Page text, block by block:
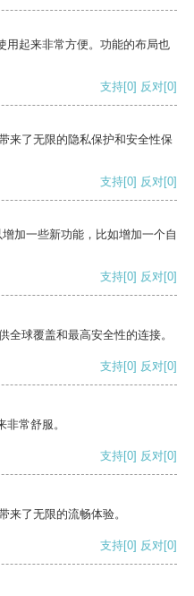
用起来非常方便。功能的布局也
支持[0] 反对[0]
来了无限的隐私保护和安全性保
支持[0] 反对[0]
加一些新功能，比如增加一个自
支持[0] 反对[0]
全球覆盖和最高安全性的连接。
支持[0] 反对[0]
常舒服。
支持[0] 反对[0]
来了无限的流畅体验。
支持[0] 反对[0]